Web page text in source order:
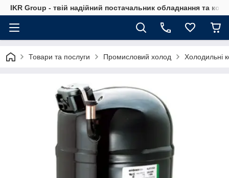
IKR Group - твій надійний постачальник обладнання та
Товари та послуги Промисловий холод Холодильні